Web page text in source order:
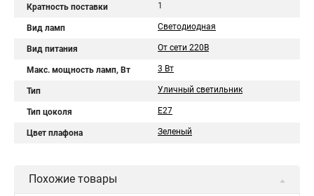
Кратность поставки 1
Вид ламп Светодиодная
Вид питания От сети 220В
Макс. мощность ламп, Вт 3 Вт
Тип Уличный светильник
Тип цоколя Е27
Цвет плафона Зеленый
Похожие товары